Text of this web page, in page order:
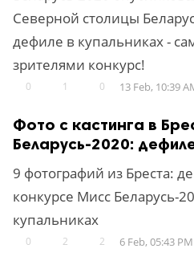
Северной столицы
дефиле в купальниках -
зрителями конкурс!
0 1 0 13 Feb, 10:39
Фото с кастинга в
Беларусь-2020:
9 фотографий из Бреста:
конкурсе Мисс Беларусь-
купальниках
0 2 2 6 Feb, 05:43 PM